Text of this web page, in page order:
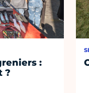
:
?